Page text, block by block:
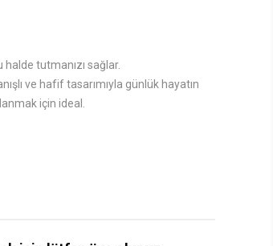
tutmanızı sağlar.
ve hafif tasarımıyla günlük hayatın
için ideal.